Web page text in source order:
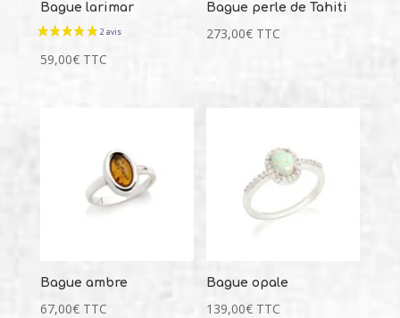
Bague larimar
59,00€ TTC
Bague perle de Tahiti
273,00€ TTC
Bague ambre
67,00€ TTC
Bague opale
139,00€ TTC